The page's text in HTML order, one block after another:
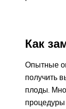
Как
Опытные
получить
плоды.
процедуры